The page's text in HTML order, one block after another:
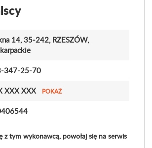
14, 35-242, RZESZÓW,
347-25-70
XXX XXX POKAŻ
z tym wykonawcą, powołaj się na serwis